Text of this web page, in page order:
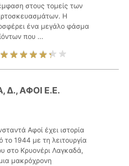
στους τομείς των
Η
ένα μεγάλο φάσμα
που ...
Δ., ΑΦΟΙ Ε.Ε.
Αφοί έχει ιστορία
το 1944 με τη λειτουργία
στο Κρυονέρι Λαγκαδά,
μακρόχρονη